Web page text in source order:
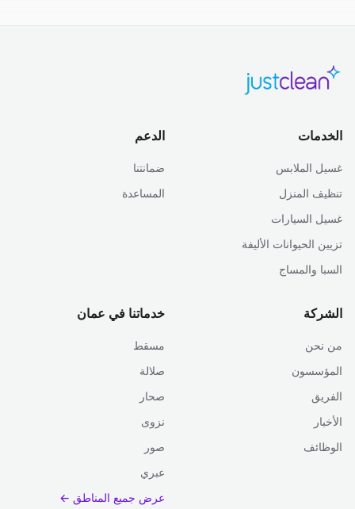
الخدمات
غسيل الملابس
تنظيف المنزل
غسيل السيارات
تزيين الحيوانات الأليفة
السبا والمساج
الدعم
ضمانتنا
المساعدة
الشركة
من نحن
المؤسسون
الفريق
الأخبار
الوظائف
خدماتنا في عمان
مسقط
صلالة
صحار
نزوى
صور
عبري
عرض جميع المناطق ←